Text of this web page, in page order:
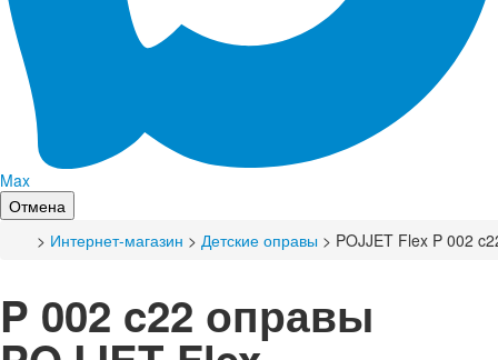
Max
Отмена
> Интернет-магазин > Детские оправы > POJJET Flex P 002
P 002 c22 оправы